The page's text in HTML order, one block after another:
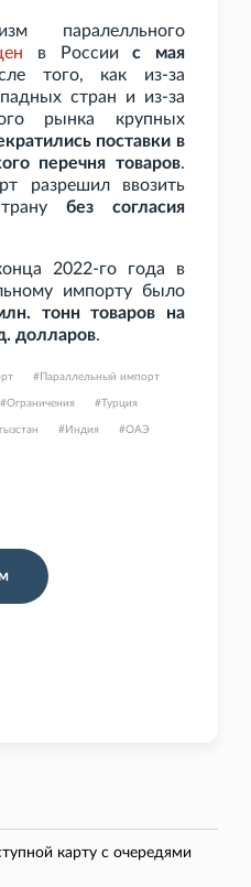
паралелльного
в Россиис мая
того, как из-за
стран и из-за
рынка крупных
поставки в
перечня товаров.
разрешил ввозить
без согласия
2022-го года в
импорту было
тонн товаров на
долларов.
Параллельный импорт
Ограничения Турция
Индия ОАЭ
карту с очередями